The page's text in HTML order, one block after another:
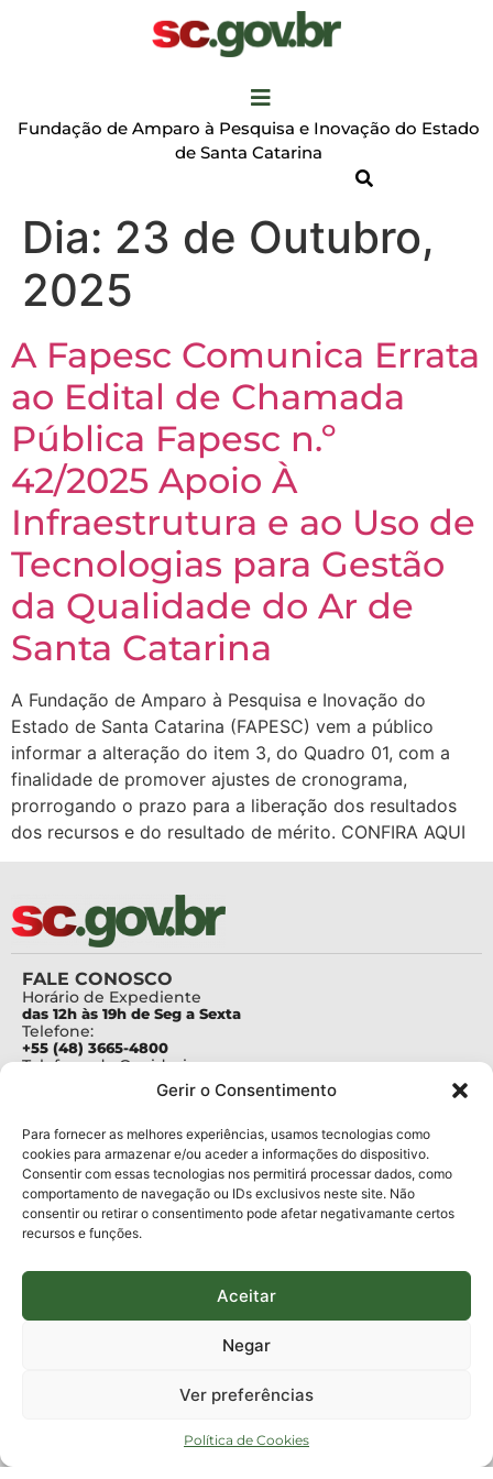
Gerir o Consentimento
Para fornecer as melhores experiências, usamos tecnologias como
cookies para armazenar e/ou aceder a informações do dispositivo.
Consentir com essas tecnologias nos permitirá processar dados, como
comportamento de navegação ou IDs exclusivos neste site. Não
consentir ou retirar o consentimento pode afetar negativamante certos
recursos e funções.
Aceitar
Negar
Ver preferências
Política de Cookies
Fundação de Amparo à Pesquisa e Inovação do Estado
de Santa Catarina
Dia: 23 de Outubro,
2025
A Fapesc Comunica Errata
ao Edital de Chamada
Pública Fapesc n.º
42/2025 Apoio À
Infraestrutura e ao Uso de
Tecnologias para Gestão
da Qualidade do Ar de
Santa Catarina
A Fundação de Amparo à Pesquisa e Inovação do
Estado de Santa Catarina (FAPESC) vem a público
informar a alteração do item 3, do Quadro 01, com a
finalidade de promover ajustes de cronograma,
prorrogando o prazo para a liberação dos resultados
dos recursos e do resultado de mérito. CONFIRA AQUI
FALE CONOSCO
Horário de Expediente
das 12h às 19h de Seg a Sexta
Telefone:
+55 (48) 3665-4800
Telefone da Ouvidoria
Para assuntos relacionados à Pesquisa
pesquisa@fapesc.sc.gov.br
Para assuntos relacionados à Inovação
inovacao@fapesc.sc.gov.br
Para assuntos relacionados à Bolsas
bolsas@fapesc.sc.gov.br
Para assuntos relacionados à Prestação de Contas
Para assuntos relacionados à Plataforma
plataforma@fapesc.sc.gov.br
Jair Artur da Silva dpo@fapesc.sc.gov.br 3665-4831
km 01, Módulo 12A, Edifício Fapesc / Celta, 5° andar